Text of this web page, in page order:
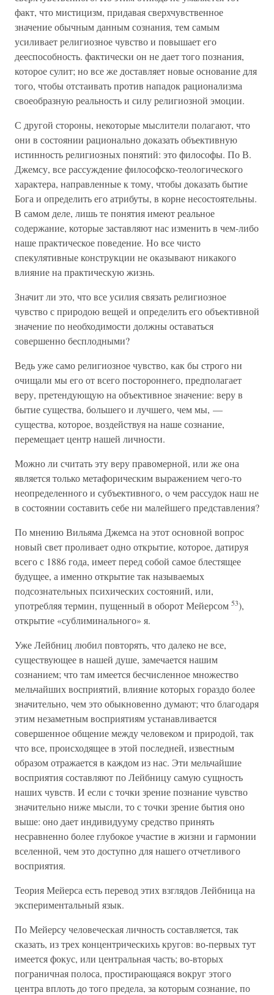
факт, что мистицизм, придавая сверхчувственное
значение обычным данным сознания, тем самым
усиливает религиозное чувство и повышает его
дееспособность. фактически он не дает того познания,
которое сулит; но все же доставляет новые основание для
того, чтобы отстаивать против нападок рационализма
своеобразную реальность и силу религиозной эмоции.
С другой стороны, некоторые мыслители полагают, что
они в состоянии рационально доказать объективную
истинность религиозных понятий: это философы. По В.
Джемсу, все рассуждение философско-теологического
характера, направленные к тому, чтобы доказать бытие
Бога и определить его атрибуты, в корне несостоятельны.
В самом деле, лишь те понятия имеют реальное
содержание, которые заставляют нас изменить в чем-либо
наше практическое поведение. Но все чисто
спекулятивные конструкции не оказывают никакого
влияние на практическую жизнь.
Значит ли это, что все усилия связать религиозное
чувство с природою вещей и определить его объективной
значение по необходимости должны оставаться
совершенно бесплодными?
Ведь уже само религиозное чувство, как бы строго ни
очищали мы его от всего постороннего, предполагает
веру, претендующую на объективное значение: веру в
бытие существа, большего и лучшего, чем мы, —
существа, которое, воздействуя на наше сознание,
перемещает центр нашей личности.
Можно ли считать эту веру правомерной, или же она
является только метафорическим выражением чего-то
неопределенного и субъективного, о чем рассудок наш не
в состоянии составить себе ни малейшего представления?
По мнению Вильяма Джемса на этот основной вопрос
новый свет проливает одно открытие, которое, датируя
всего с 1886 года, имеет перед собой самое блестящее
будущее, а именно открытие так называемых
подсознательных психических состояний, или,
употребляя термин, пущенный в оборот Мейерсом 53),
открытие «сублиминального» я.
Уже Лейбниц любил повторять, что далеко не все,
существующее в нашей душе, замечается нашим
сознанием; что там имеется бесчисленное множество
мельчайших восприятий, влияние которых гораздо более
значительно, чем это обыкновенно думают; что благодаря
этим незаметным восприятиям устанавливается
совершенное общение между человеком и природой, так
что все, происходящее в этой последней, известным
образом отражается в каждом из нас. Эти мельчайшие
восприятия составляют по Лейбницу самую сущность
наших чувств. И если с точки зрение познание чувство
значительно ниже мысли, то с точки зрение бытия оно
выше: оно дает индивидууму средство принять
несравненно более глубокое участие в жизни и гармонии
вселенной, чем это доступно для нашего отчетливого
восприятия.
Теория Мейерса есть перевод этих взглядов Лейбница на
экспериментальный язык.
По Мейерсу человеческая личность составляется, так
сказать, из трех концентрическихь кругов: во-первых тут
имеется фокус, или центральная часть; во-вторых
пограничная полоса, простирающаяся вокруг этого
центра вплоть до того предела, за которым сознание, по